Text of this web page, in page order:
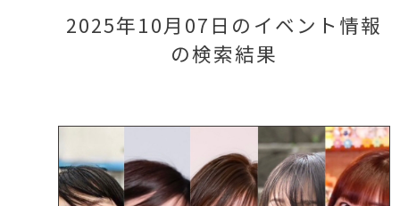
2025年10月07日のイベント情報
の検索結果